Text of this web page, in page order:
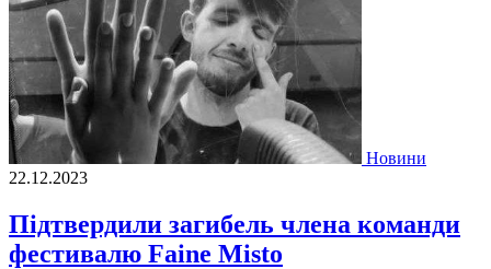
Новини
22.12.2023
Підтвердили загибель члена команди
фестивалю Faine Misto